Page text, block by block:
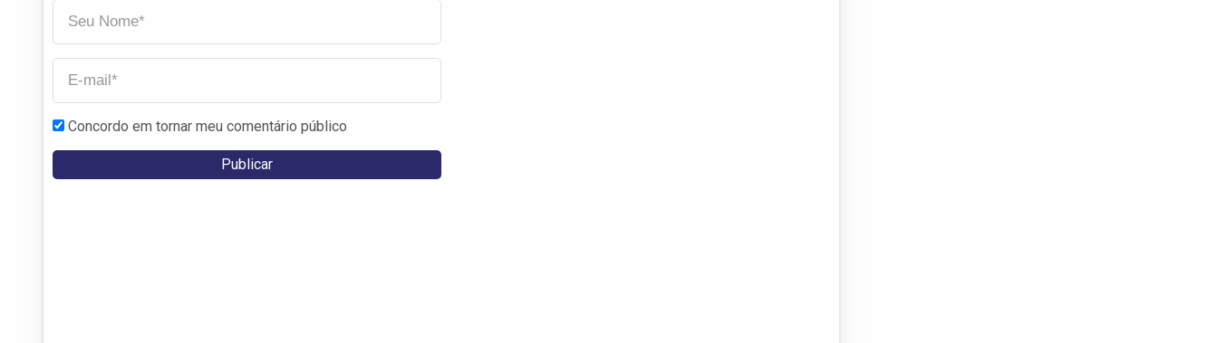
Concordo em tornar meu comentário público